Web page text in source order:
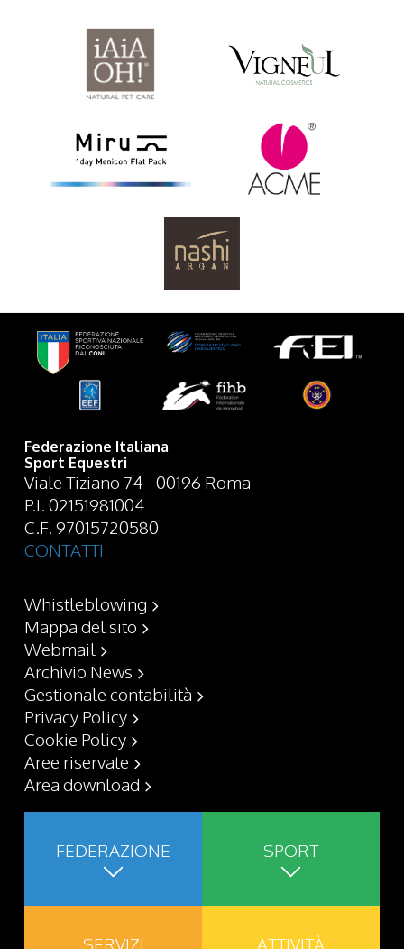
Federazione Italiana
Sport Equestri
Viale Tiziano 74 - 00196 Roma
P.I. 02151981004
C.F. 97015720580
CONTATTI
Whistleblowing
Mappa del sito
Webmail
Archivio News
Gestionale contabilità
Privacy Policy
Cookie Policy
Aree riservate
Area download
FEDERAZIONE SPORT
SERVIZI ATTIVITÀ